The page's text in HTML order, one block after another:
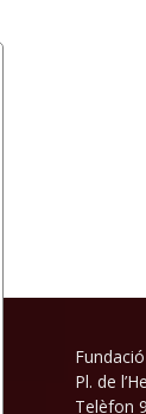
Pl. de
Telèfon